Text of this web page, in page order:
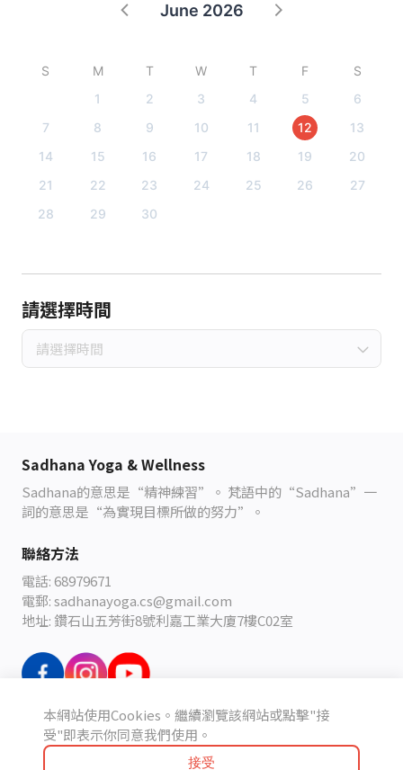
June 2026
S M T W T F
S
1
2 3 4 5
6
7
8 9 10 11 12
13
14
15 16 17 18 19
20
21
22 23 24 25 26
27
28
29 30
請選擇時間
請選擇時間
Sadhana Yoga & Wellness
Sadhana的意思是 “精神練習” 。 梵語中的 “Sadhana” 一
詞的意思是 “為實現目標所做的努力” 。
聯絡方法
電話: 68979671
電郵: sadhanayoga.cs@gmail.com
地址: 鑽石山五芳街8號利嘉工業大廈7樓C02室
條款及細則
本網站使用Cookies。繼續瀏覽該網站或點擊"接
受"即表示你同意我們使用。
接受